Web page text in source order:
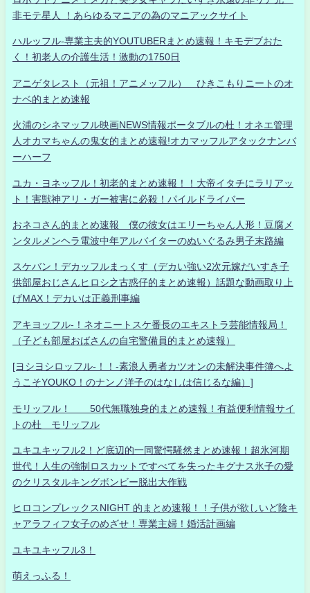
非モテ星人 ！あらゆるマニアの為のマニアックサイト
ハルッフル-専業主夫的YOUTUBERまとめ速報！キモデブおた
く！初老人の介護生活！激動の1750日
アニゲタレスト（元祖！アニメッフル） ひきこもりニートのオ
ナベ的まとめ速報
火浦のシネマッフル映画NEWS情報ポータブルの杜！オネエ管理
人オカマちゃんの鬼女的まとめ速報!オカマッフルアタックナンバ
ーハーフ
ユカ・ヨネッフル！初老的まとめ速報！！大帝イタチにラリアッ
ト！害獣神アリ・ガー被害に必殺！パイルドライバー
おネコさん的まとめ速報 僕の彼女はエリーちゃん人形！豆腐メ
ンタルメンヘラ電波中年アルバイターのぬいぐるみ男子末路編
スケバン！デカッフルまっくす（デカい強い2次元嫁だいすき子
供部屋おじさんヒロシ之古惑仔的まとめ速報）話題な動画取り上
げMAX！デカいは正義刑事編
アキヨッフル-！ネオニートスケ番長のエキストラ芸能情報局！
（子ども部屋おばさんの自宅警備員的まとめ速報）
[ヨシヨシロッフル-！！-素浪人勇者カツオンの未解決事件簿へよ
うこそYOUKO！のナンノ洋子のはなしは信じるな編）]
モリッフル！ 50代無職独身的まとめ速報！有益便利情報サイ
トの杜 モリッフル
ユキユキッフル2！ど底辺的一同驚愕騒然まとめ速報！超氷河期
世代！人生の強制ロスカットですべてを失ったキグナス氷子の愛
のクリスタルキングボンビー脱出大作戦
ヒロコンプレックスNIGHT 的まとめ速報！！子供が欲しいど陰キ
ャアラフィフ女子のめざせ！専業主婦！婚活計画編
ユキユキッフル3！
萌えっふる！